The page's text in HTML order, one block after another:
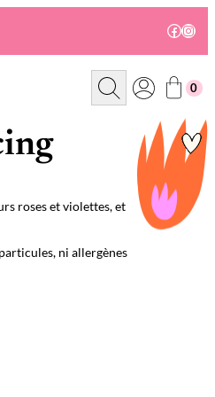
R
c
0
roses et violettes, et
ni allergènes